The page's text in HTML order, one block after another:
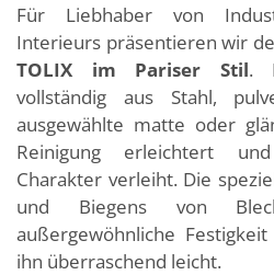
Für Liebhaber von
Interieurs präsentieren wir
TOLIX im Pariser Stil.
vollständig aus Stahl,
ausgewählte matte oder
Reinigung erleichtert
Charakter verleiht. Die
und Biegens von
außergewöhnliche
ihn überraschend leicht.